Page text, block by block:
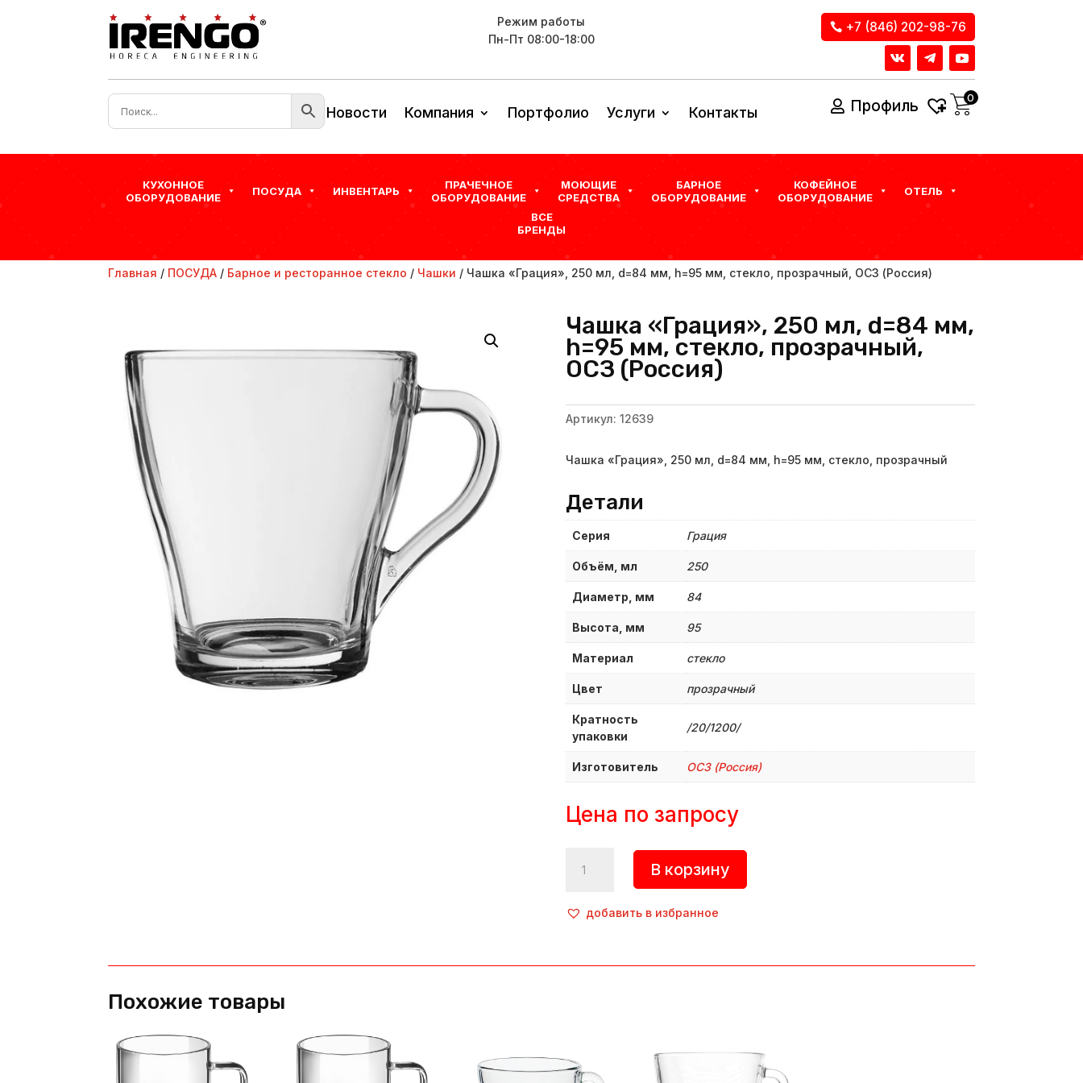
Режим работы
Пн-Пт 08:00-18:00
+7 (846) 202-98-76
Новости Компания Портфолио Услуги Контакты Профиль 0
КУХОННОЕ
ОБОРУДОВАНИЕ
ПОСУДА ИНВЕНТАРЬ
ПРАЧЕЧНОЕ
ОБОРУДОВАНИЕ
МОЮЩИЕ
СРЕДСТВА
БАРНОЕ
ОБОРУДОВАНИЕ
КОФЕЙНОЕ
ОБОРУДОВАНИЕ
ОТЕЛЬ
ВСЕ
БРЕНДЫ
Главная / ПОСУДА / Барное и ресторанное стекло / Чашки / Чашка «Грация», 250 мл, d=84 мм, h=95 мм, стекло, прозрачный, ОСЗ (Россия)
Чашка «Грация», 250 мл, d=84 мм,
h=95 мм, стекло, прозрачный,
ОСЗ (Россия)
Артикул: 12639
Чашка «Грация», 250 мл, d=84 мм, h=95 мм, стекло, прозрачный
Детали
Серия Грация
Объём, мл 250
Диаметр, мм 84
Высота, мм 95
Материал стекло
Цвет прозрачный
Кратность
упаковки
/20/1200/
Изготовитель ОСЗ (Россия)
Цена по запросу
товара
«Грация»,
ОСЗ
В корзину
добавить в избранное
Похожие товары